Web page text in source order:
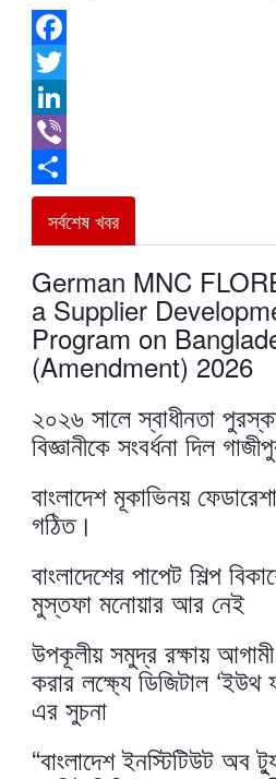
Facebook
Twitter
LinkedIn
Viber
Share
সর্বশেষ খবর
German MNC
a Supplier
Program on
(Amendment) 2026
২০২৬ সালে স্বাধীনতা
বিজ্ঞানীকে সংবর্ধনা দিল
বাংলাদেশ মূকাভিনয়
গঠিত।
বাংলাদেশের পাপেট শিল্প
মুস্তফা মনোয়ার আর নেই
উপকূলীয় সমুদ্র রক্ষায়
করার লক্ষ্যে ডিজিটাল ‘ইউথ
এর সুচনা
“বাংলাদেশ ইনস্টিটিউট অব